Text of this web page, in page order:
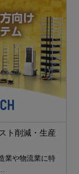
ト削減・生産
業や物流業に特